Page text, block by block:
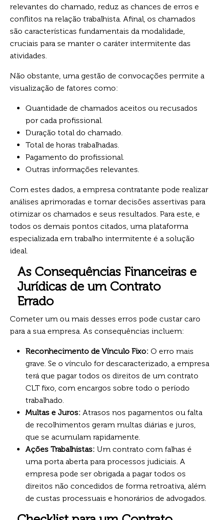
relevantes do chamado, reduz as chances de erros e
conflitos na relação trabalhista. Afinal, os chamados
são características fundamentais da modalidade,
cruciais para se manter o caráter intermitente das
atividades.
Não obstante, uma gestão de convocações permite a
visualização de fatores como:
Quantidade de chamados aceitos ou recusados
por cada profissional.
Duração total do chamado.
Total de horas trabalhadas.
Pagamento do profissional.
Outras informações relevantes.
Com estes dados, a empresa contratante pode realizar
análises aprimoradas e tomar decisões assertivas para
otimizar os chamados e seus resultados. Para este, e
todos os demais pontos citados, uma plataforma
especializada em trabalho intermitente é a solução
ideal.
As Consequências Financeiras e
Jurídicas de um Contrato
Errado
Cometer um ou mais desses erros pode custar caro
para a sua empresa. As consequências incluem:
Reconhecimento de Vínculo Fixo: O erro mais
grave. Se o vínculo for descaracterizado, a empresa
terá que pagar todos os direitos de um contrato
CLT fixo, com encargos sobre todo o período
trabalhado.
Multas e Juros: Atrasos nos pagamentos ou falta
de recolhimentos geram multas diárias e juros,
que se acumulam rapidamente.
Ações Trabalhistas: Um contrato com falhas é
uma porta aberta para processos judiciais. A
empresa pode ser obrigada a pagar todos os
direitos não concedidos de forma retroativa, além
de custas processuais e honorários de advogados.